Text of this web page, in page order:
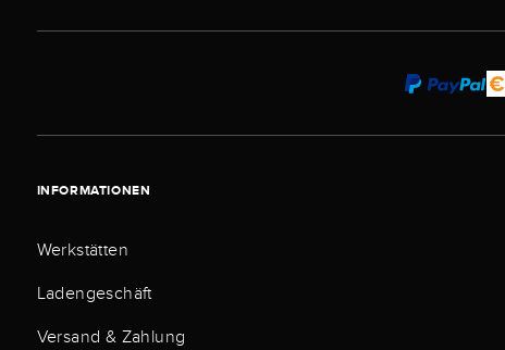
INFORMATIONEN
Werkstätten
Ladengeschäft
Versand & Zahlung